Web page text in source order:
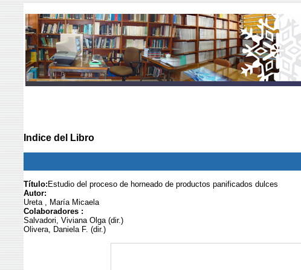
Indice del Libro
Título: Estudio del proceso de horneado de productos panificados dulces
Autor:
Ureta , María Micaela
Colaboradores :
Salvadori, Viviana Olga (dir.)
Olivera, Daniela F. (dir.)